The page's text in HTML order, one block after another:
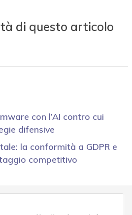
di questo articolo
con l’AI contro cui
difensive
la conformità a GDPR e
competitivo